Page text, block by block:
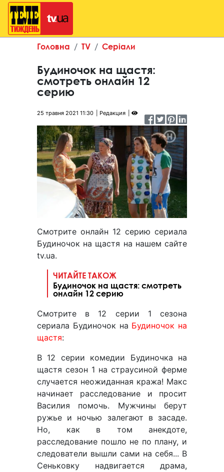
Головна TV Серіали
Будиночок на щастя:
смотреть онлайн 12
серию
25 травня 2021 11:30 Редакция
Смотрите онлайн 12 серию сериала
Будиночок на щастя на нашем сайте
tv.ua.
ЧИТАЙТЕ ТАКОЖ
Будиночок на щастя: смотреть
онлайн 12 серию
Смотрите в 12 серии 1 сезона
сериала Будиночок на Будиночок на
щастя:
В 12 серии комедии Будиночка на
щастя сезон 1 на страусиной ферме
случается неожиданная кража! Макс
начинает расследование и просит
Василия помочь. Мужчины берут
ружье и ночью залегают в засаде.
Но, как в том анекдоте,
расследование пошло не по плану, и
следователи вышли сами на себя... В
Сеньковку надвигается драма,